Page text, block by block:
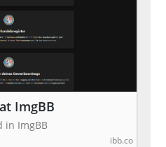
ImgBB
in ImgBB
ibb.co